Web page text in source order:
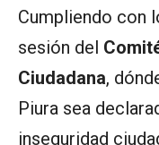
Cumpliendo con
sesión del
Ciudadana,
Piura sea
inseguridad